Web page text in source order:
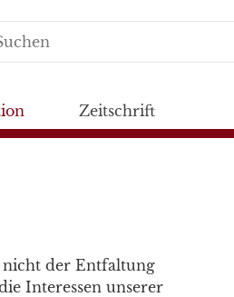
Zeitschrift
nicht der Entfaltung
Interessen unserer